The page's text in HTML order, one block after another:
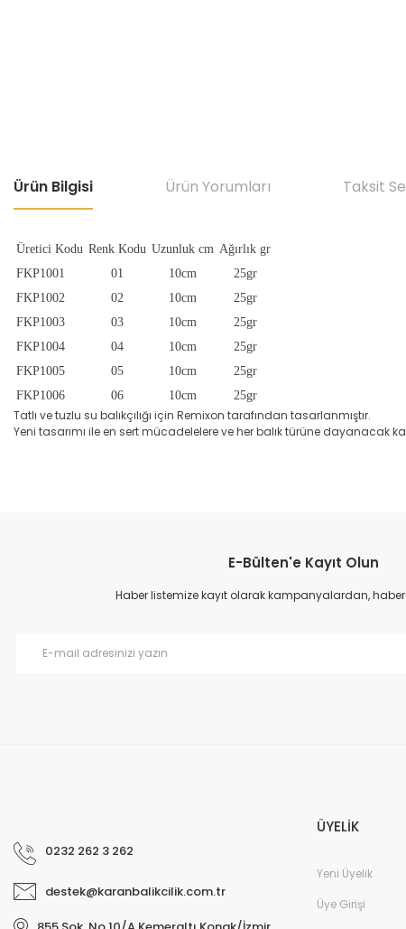
Ürün Bilgisi Ürün Yorumları Taksit
Üretici Kodu Renk Kodu Uzunluk cm Ağırlık gr
FKP1001
01 10cm
25gr
FKP1002
02 10cm
25gr
FKP1003
03 10cm
25gr
FKP1004
04 10cm
25gr
FKP1005
05 10cm
25gr
FKP1006
06 10cm 25gr
Tatlı ve tuzlu su balıkçılığı için Remixon tarafından tasarlanmıştır.
Yeni tasarımı ile en sert mücadelelere ve her balık türüne dayanacak
Ürün resmi kalitesiz, bozuk veya görüntülenemiyor.
Ürün açıklamasında eksik bilgiler bulunuyor.
E-Bülten'e Kayıt Olun
Haber listemize kayıt olarak kampanyalardan,
0232 262 3 262
destek@karanbalikcilik.com.tr
ÜYELİK
Yeni Üyelik
Üye Girişi